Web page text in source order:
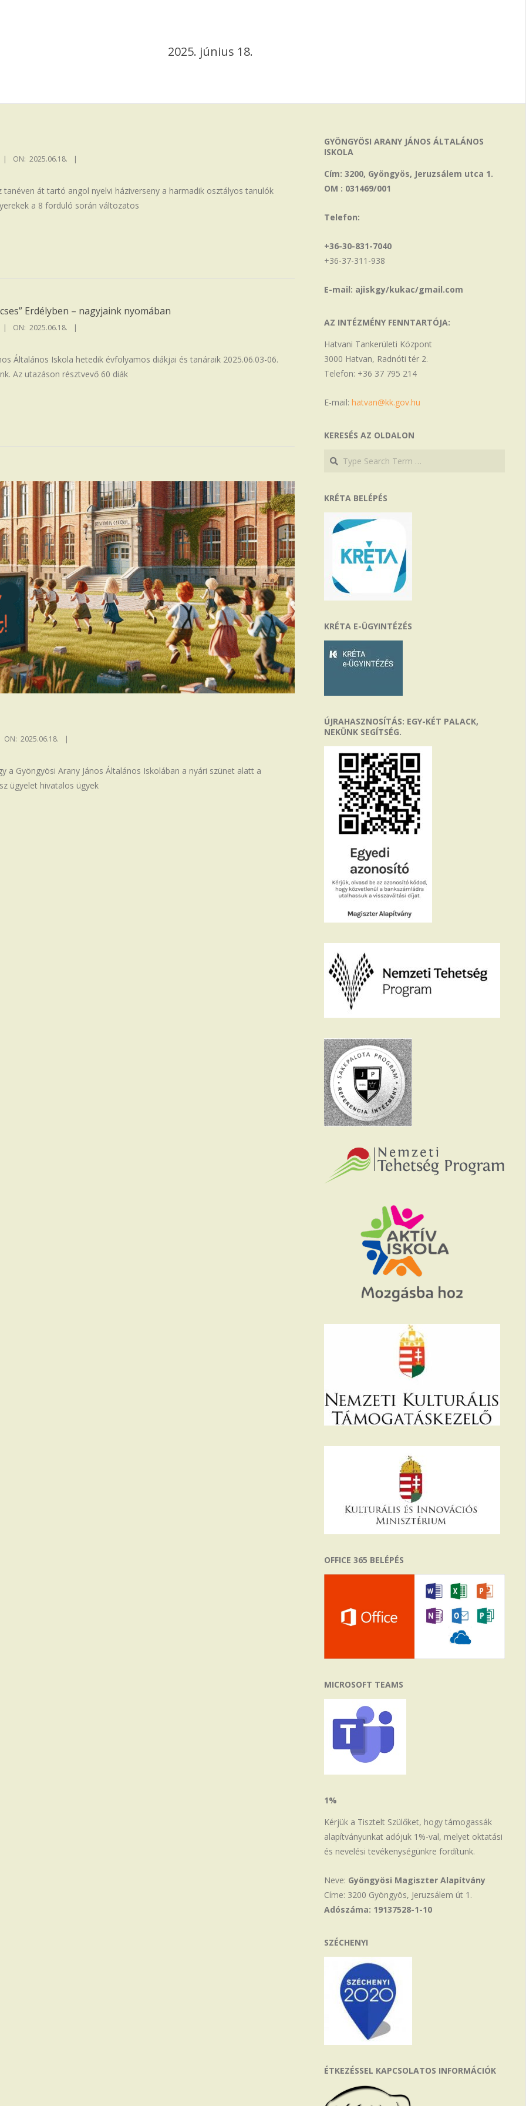
2025. június 18.
ON: 2025.06.18.
tanéven át tartó angol nyelvi háziverseny a harmadik osztályos tanulók
a 8 forduló során változatos
Erdélyben – nagyjaink nyomában
ON: 2025.06.18.
Általános Iskola hetedik évfolyamos diákjai és tanáraik 2025.06.03-06.
Az utazáson résztvevő 60 diák
ON: 2025.06.18.
a Gyöngyösi Arany János Általános Iskolában a nyári szünet alatt a
ügyelet hivatalos ügyek
GYÖNGYÖSI ARANY JÁNOS ÁLTALÁNOS
ISKOLA
Cím: 3200, Gyöngyös, Jeruzsálem utca 1.
OM : 031469/001
Telefon:
+36-30-831-7040
+36-37-311-938
E-mail: ajiskgy/kukac/gmail.com
AZ INTÉZMÉNY FENNTARTÓJA:
Hatvani Tankerületi Központ
3000 Hatvan, Radnóti tér 2.
Telefon: +36 37 795 214
E-mail:hatvan@kk.gov.hu
KERESÉS AZ OLDALON
Search
Search
KRÉTA BELÉPÉS
KRÉTA E-ÜGYINTÉZÉS
ÚJRAHASZNOSÍTÁS: EGY-KÉT PALACK,
NEKÜNK SEGÍTSÉG.
OFFICE 365 BELÉPÉS
MICROSOFT TEAMS
1%
Kérjük a Tisztelt Szülőket, hogy támogassák
alapítványunkat adójuk 1%-val, melyet oktatási
és nevelési tevékenységünkre fordítunk.
Neve: Gyöngyösi Magiszter Alapítvány
Címe: 3200 Gyöngyös, Jeruzsálem út 1.
Adószáma: 19137528-1-10
SZÉCHENYI
ÉTKEZÉSSEL KAPCSOLATOS INFORMÁCIÓK